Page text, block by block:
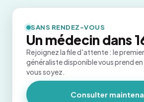
SANS RENDEZ-VOUS
Un médecin dans
Rejoignez la file d'attente : le
généraliste disponible vous prend
vous soyez.
Consulter